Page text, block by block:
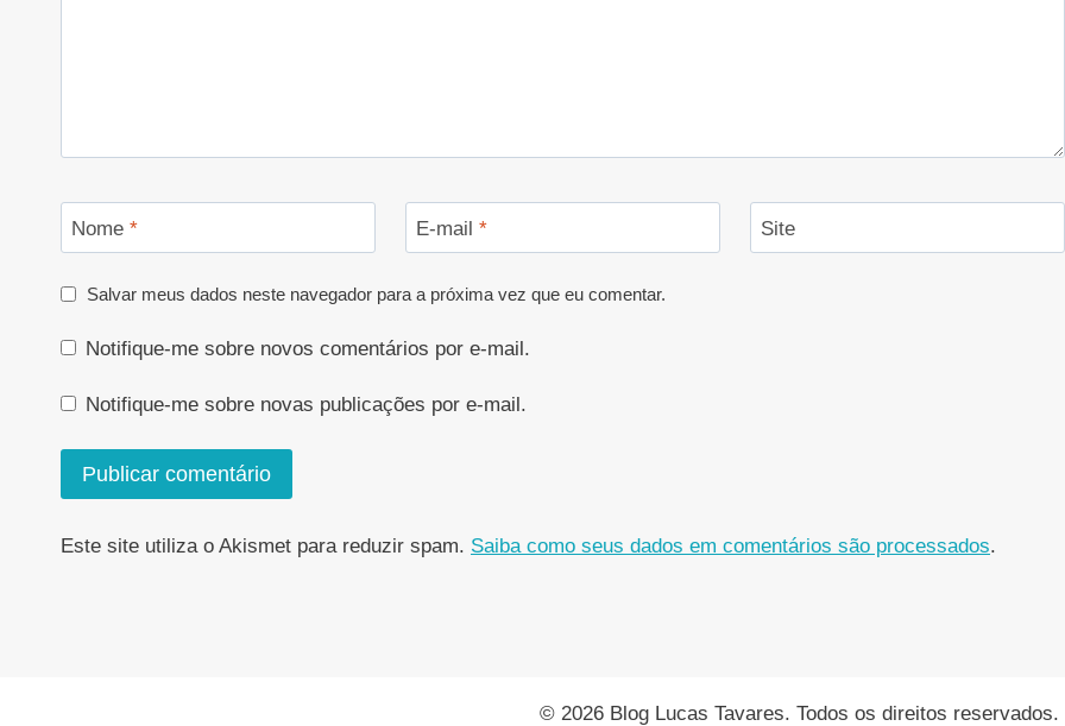
Nome * E-mail * Site
Salvar meus dados neste navegador para a próxima vez que eu comentar.
Notifique-me sobre novos comentários por e-mail.
Notifique-me sobre novas publicações por e-mail.
Este site utiliza o Akismet para reduzir spam. Saiba como seus dados em comentários são processados.
© 2026 Blog Lucas Tavares. Todos os direitos reservados.